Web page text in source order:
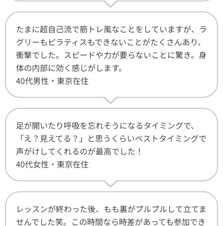
たまに超自己流で筋トレ風なことをしていますが、ラ
グリーもピラティスもできないことがたくさんあり、
衝撃でした。スピードや力が要らないことに驚き。身
体の内部に効く感じがします。
40代男性・東京在住
足が開いたり呼吸を忘れそうになるタイミングで、
「え？見えてる？」と思うくらいベストタイミングで
声がけしてくれるのが最高でした！
40代女性・東京在住
レッスンが終わった後、もも裏がプルプルして立てま
せんでした笑。この時間なら時差があっても参加でき